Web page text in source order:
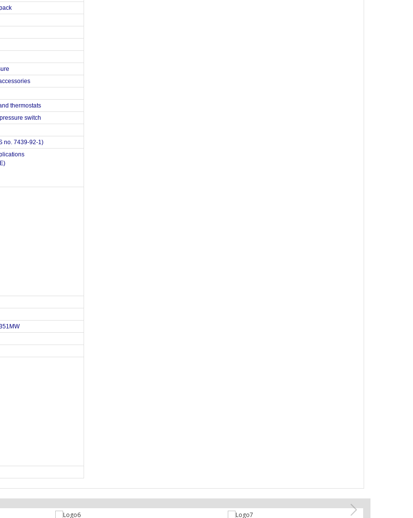
thermostats
switch
no. 7439-92-1)